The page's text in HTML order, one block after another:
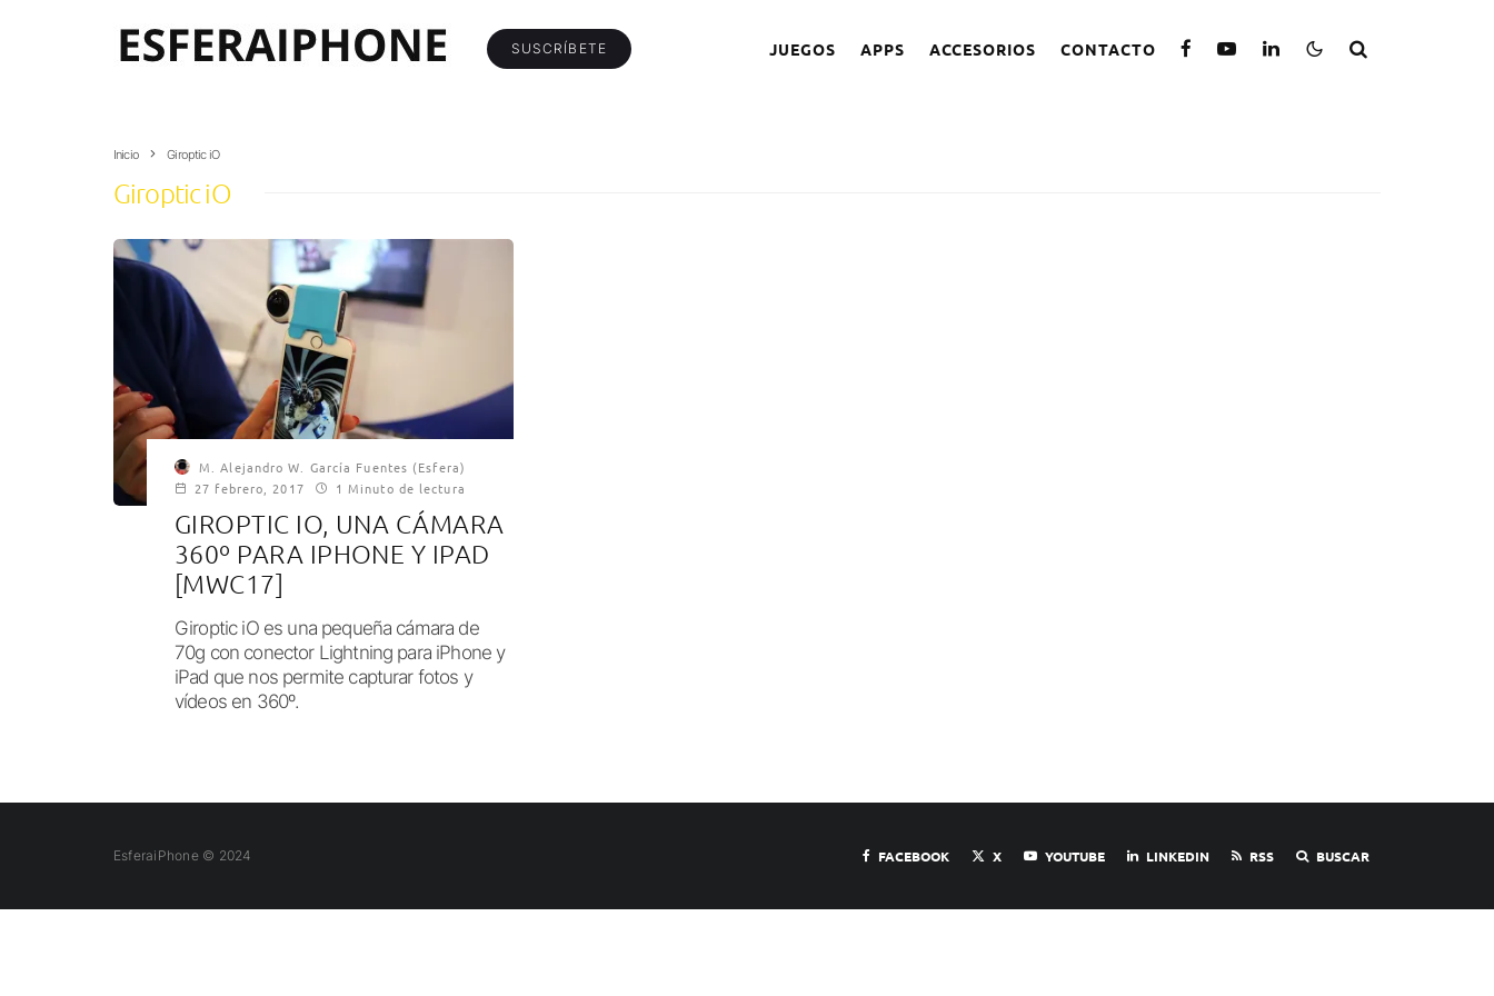
SUSCRÍBETE JUEGOS APPS ACCESORIOS CONTACTO
Inicio Giroptic iO
Giroptic iO
M. Alejandro W. García Fuentes (Esfera)
27 febrero, 2017
1 Minuto de lectura
GIROPTIC IO, UNA CÁMARA
360º PARA IPHONE Y IPAD
[MWC17]
Giroptic iO es una pequeña cámara de
70g con conector Lightning para iPhone y
iPad que nos permite capturar fotos y
vídeos en 360º.
EsferaiPhone © 2024 FACEBOOK X YOUTUBE LINKEDIN RSS BUSCAR